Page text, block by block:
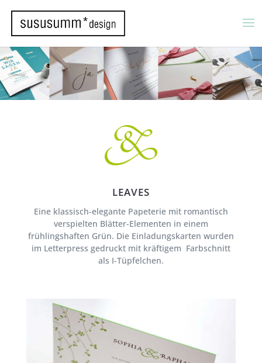
LEAVES
Eine klassisch-elegante Papeterie mit romantisch
verspielten Blätter-Elementen in einem
frühlingshaften Grün. Die Einladungskarten wurden
im Letterpress gedruckt mit kräftigem Farbschnitt
als I-Tüpfelchen.